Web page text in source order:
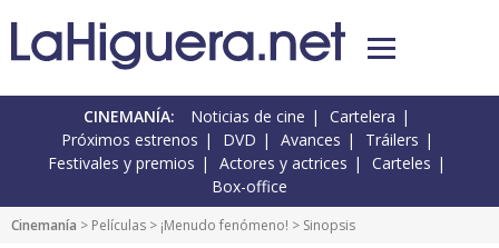
CINEMANÍA: Noticias de cine
Cartelera
Próximos estrenos
DVD Avances
Tráilers
Festivales y premios
Actores y actrices
Carteles
Box-office
Cinemanía > Películas > ¡Menudo fenómeno! > Sinopsis